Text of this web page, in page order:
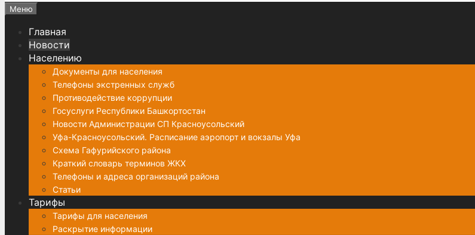
Меню
Главная
Новости
Населению
Документы для населения
Телефоны экстренных служб
Противодействие коррупции
Госуслуги Республики Башкортостан
Новости Администрации СП Красноусольский
Уфа-Красноусольский. Расписание аэропорт и вокзалы Уфа
Схема Гафурийского района
Краткий словарь терминов ЖКХ
Телефоны и адреса организаций района
Статьи
Тарифы
Тарифы для населения
Раскрытие информации